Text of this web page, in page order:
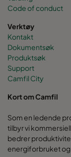
Code of conduct
Verktøy
Kontakt
Dokumentsøk
Produktsøk
Support
Camfil City
Kort om Camfil
Som en ledende
tilbyr vi
bedrer
energiforbruket